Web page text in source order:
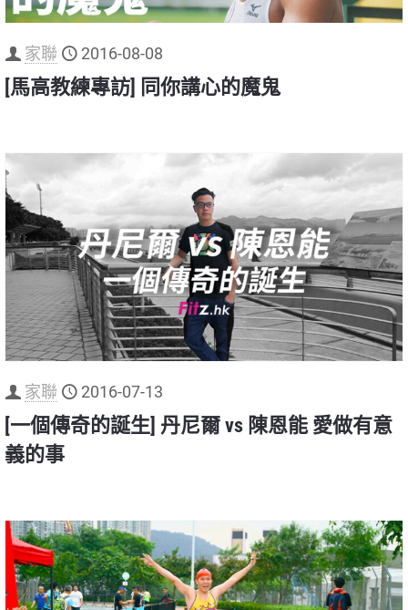
家聯 2016-08-08
[馬高教練專訪] 同你講心的魔鬼
家聯 2016-07-13
[一個傳奇的誕生] 丹尼爾 vs 陳恩能 愛做有意
義的事